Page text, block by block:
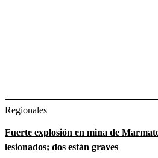
Regionales
Fuerte explosión en mina de
lesionados; dos están graves